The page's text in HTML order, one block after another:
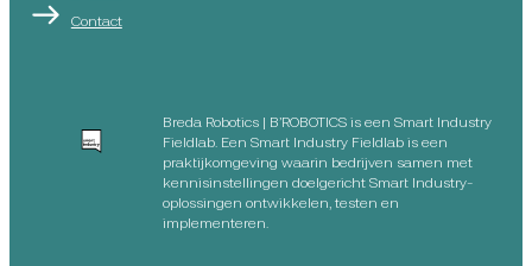
Contact
Breda Robotics | B’ROBOTICS is een Smart Industry
Fieldlab. Een Smart Industry Fieldlab is een
praktijkomgeving waarin bedrijven samen met
kennisinstellingen doelgericht Smart Industry-
oplossingen ontwikkelen, testen en
implementeren.